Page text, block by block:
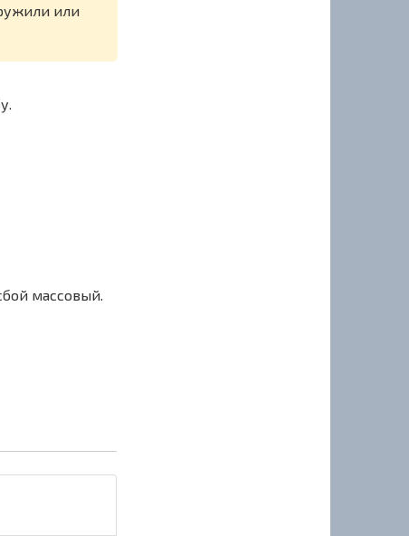
или
массовый.